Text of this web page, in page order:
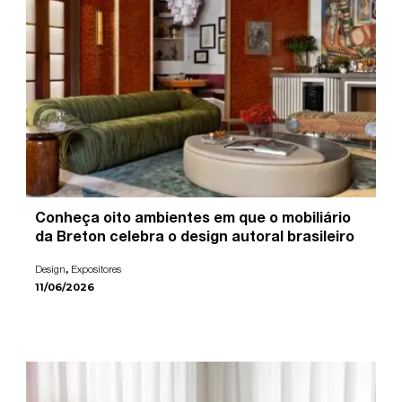
Conheça oito ambientes em que o mobiliário
da Breton celebra o design autoral brasileiro
Design, Expositores
11/06/2026